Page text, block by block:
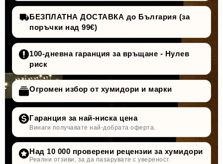
БЕЗПЛАТНА ДОСТАВКА до България (за
поръчки над 99€)
100-дневна гаранция за връщане - Нулев
риск
Огромен избор от хумидори и марки
Гаранция за най-ниска цена
Винаги получавате най-добрата оферта.
Над 10 000 проверени рецензии за хумидори
Реални отзиви, за да пазарувате с увереност.